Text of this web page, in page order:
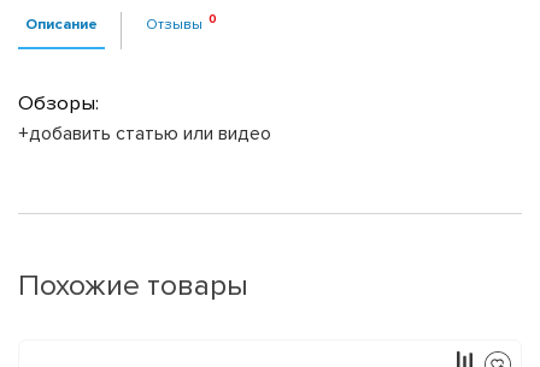
Описание Отзывы
Обзоры:
+добавить статью или видео
Похожие товары